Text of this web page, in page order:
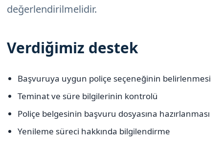
değerlendirilmelidir.
Verdiğimiz destek
Başvuruya uygun poliçe seçeneğinin belirlenmesi
Teminat ve süre bilgilerinin kontrolü
Poliçe belgesinin başvuru dosyasına hazırlanması
Yenileme süreci hakkında bilgilendirme